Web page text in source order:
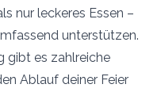
nur leckeres Essen –
unterstützen.
gibt es zahlreiche
Ablauf deiner Feier